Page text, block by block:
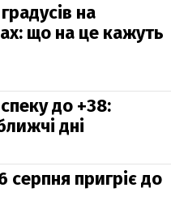
на
що на це кажуть
до +38:
дні
серпня пригріє до